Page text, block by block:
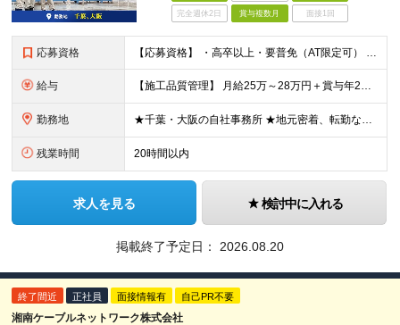
完全週休2日 賞与複数月 面接1回
応募資格 【応募資格】 ・高卒以上・要普免（AT限定可） ・AutoCADの経験者 →自社で図面を一部変更する場合があるため。設計分野は不問です。 ・施工図面が読めること 【歓迎する経験】 ◎AutoCADの
給与 【施工品質管理】 月給25万～28万円＋賞与年2回（原則固定支給額4ヵ月分）＋諸手当（残業手当全額など） ※経験・能力・前職給与を考慮して優遇します。 ※残業代は別途全額支給します。 ※試用期間は6
勤務地 ★千葉・大阪の自社事務所 ★地元密着、転勤なし！ ★Ｕ・Iターン歓迎！（面接交通費支給） 【具体的な勤務地】 ※当社堺事務所（大阪）もしくは五井事務所（千葉） ◆堺事務所 （住所） 大阪府堺市堺区
残業時間 20時間以内
求人を見る 検討中に入れる
掲載終了予定日： 2026.08.20
終了間近 正社員 面接情報有 自己PR不要
湘南ケーブルネットワーク株式会社